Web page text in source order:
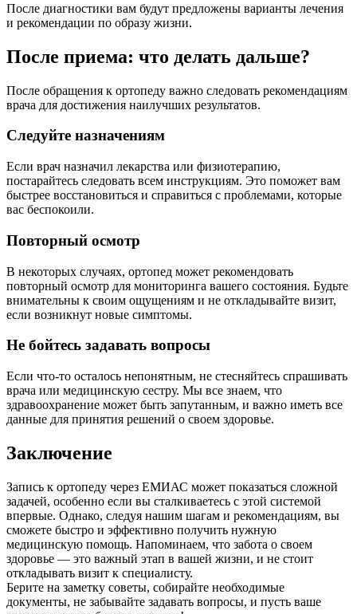
После диагностики вам будут предложены варианты лечения
и рекомендации по образу жизни.
После приема: что делать дальше?
После обращения к ортопеду важно следовать рекомендациям
врача для достижения наилучших результатов.
Следуйте назначениям
Если врач назначил лекарства или физиотерапию,
постарайтесь следовать всем инструкциям. Это поможет вам
быстрее восстановиться и справиться с проблемами, которые
вас беспокоили.
Повторный осмотр
В некоторых случаях, ортопед может рекомендовать
повторный осмотр для мониторинга вашего состояния. Будьте
внимательны к своим ощущениям и не откладывайте визит,
если возникнут новые симптомы.
Не бойтесь задавать вопросы
Если что-то осталось непонятным, не стесняйтесь спрашивать
врача или медицинскую сестру. Мы все знаем, что
здравоохранение может быть запутанным, и важно иметь все
данные для принятия решений о своем здоровье.
Заключение
Запись к ортопеду через ЕМИАС может показаться сложной
задачей, особенно если вы сталкиваетесь с этой системой
впервые. Однако, следуя нашим шагам и рекомендациям, вы
сможете быстро и эффективно получить нужную
медицинскую помощь. Напоминаем, что забота о своем
здоровье — это важный этап в вашей жизни, и не стоит
откладывать визит к специалисту.
Берите на заметку советы, собирайте необходимые
документы, не забывайте задавать вопросы, и пусть ваше